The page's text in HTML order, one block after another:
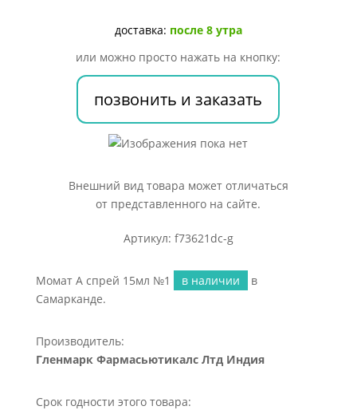
№1
доставка: после 8 утра
или можно просто нажать на кнопку:
позвонить и заказать
Внешний вид товара может отличаться
от представленного на сайте.
Артикул: f73621dc-g
Момат А спрей 15мл №1 в наличии
в
Самарканде.
Производитель:
Гленмарк Фармасьютикалс Лтд Индия
Срок годности этого товара: